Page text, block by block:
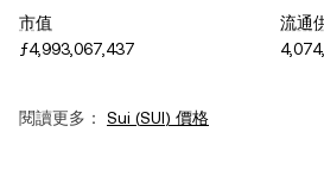
市值
ƒ4,993,067,437
流通
閱讀更多： Sui (SUI) 價格